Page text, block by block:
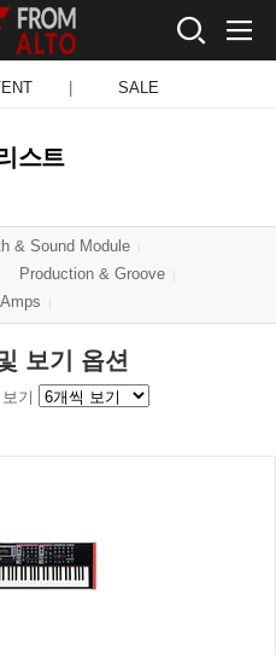
SALE
스트
& Sound Module
Production & Groove
보기 옵션
기